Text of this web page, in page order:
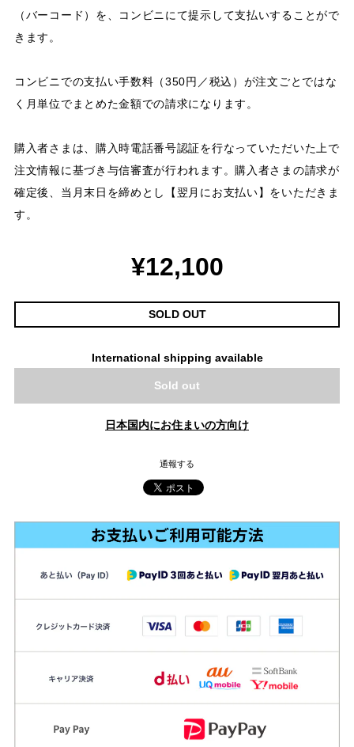
（バーコード）を、コンビニにて提示して支払いすることがで
きます。
コンビニでの支払い手数料（350円／税込）が注文ごとではな
く月単位でまとめた金額での請求になります。
購入者さまは、購入時電話番号認証を行なっていただいた上で
注文情報に基づき与信審査が行われます。購入者さまの請求が
確定後、当月末日を締めとし【翌月にお支払い】をいただきま
す。
¥12,100
SOLD OUT
International shipping available
Sold out
日本国内にお住まいの方向け
通報する